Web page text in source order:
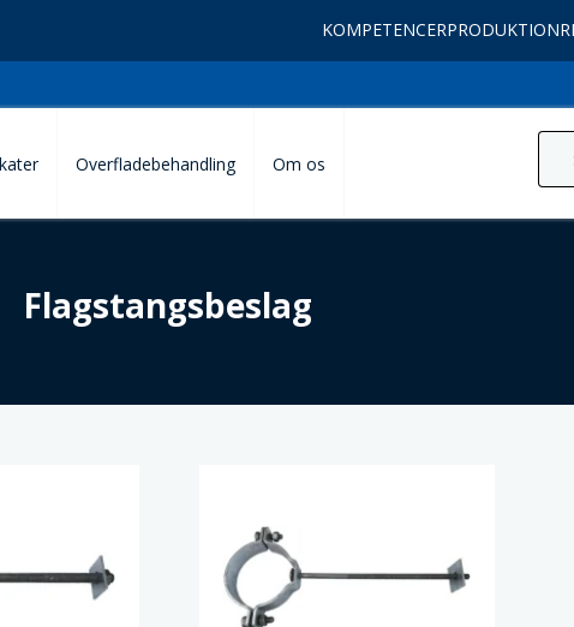
KOMPETENCERPRODUKTION
Overfladebehandling Om os
Flagstangsbeslag